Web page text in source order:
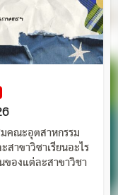
มคณะอุตสาหกรรม
สาขาวิชาเรียนอะไร
ของแต่ละสาขาวิชา